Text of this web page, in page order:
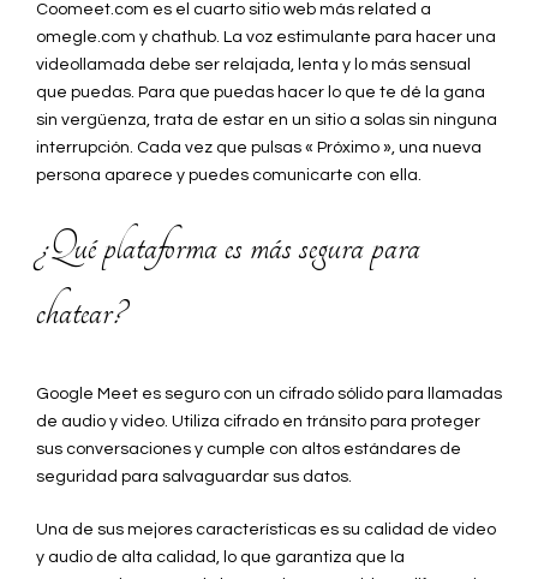
Coomeet.com es el cuarto sitio web más related a
omegle.com y chathub. La voz estimulante para hacer una
videollamada debe ser relajada, lenta y lo más sensual
que puedas. Para que puedas hacer lo que te dé la gana
sin vergüenza, trata de estar en un sitio a solas sin ninguna
interrupción. Cada vez que pulsas « Próximo », una nueva
persona aparece y puedes comunicarte con ella.
¿Qué plataforma es más segura para
chatear?
Google Meet es seguro con un cifrado sólido para llamadas
de audio y video. Utiliza cifrado en tránsito para proteger
sus conversaciones y cumple con altos estándares de
seguridad para salvaguardar sus datos.
Una de sus mejores características es su calidad de video
y audio de alta calidad, lo que garantiza que la